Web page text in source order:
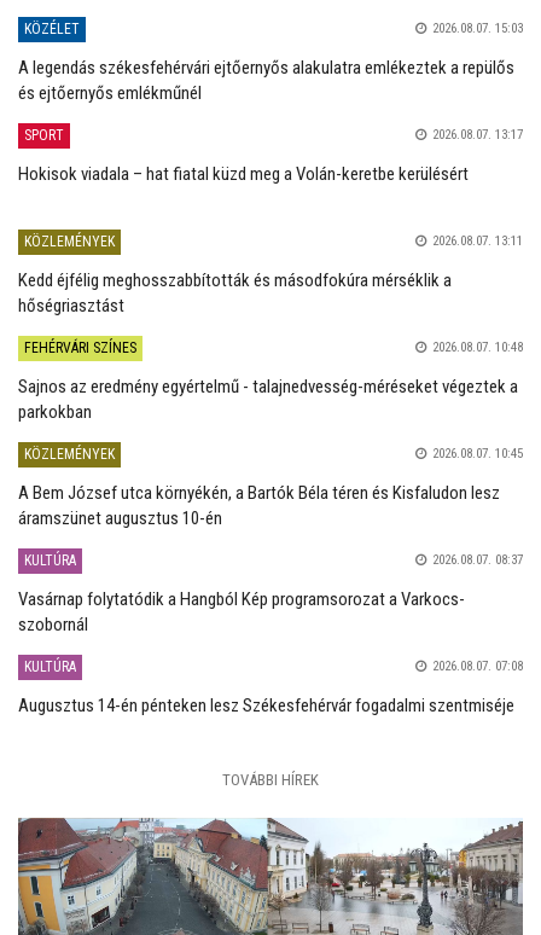
KÖZÉLET 2026.08.07. 15:03
A legendás székesfehérvári ejtőernyős alakulatra emlékeztek a repülős
és ejtőernyős emlékműnél
SPORT 2026.08.07. 13:17
Hokisok viadala – hat fiatal küzd meg a Volán-keretbe kerülésért
KÖZLEMÉNYEK 2026.08.07. 13:11
Kedd éjfélig meghosszabbították és másodfokúra mérséklik a
hőségriasztást
FEHÉRVÁRI SZÍNES 2026.08.07. 10:48
Sajnos az eredmény egyértelmű - talajnedvesség-méréseket végeztek a
parkokban
KÖZLEMÉNYEK 2026.08.07. 10:45
A Bem József utca környékén, a Bartók Béla téren és Kisfaludon lesz
áramszünet augusztus 10-én
KULTÚRA 2026.08.07. 08:37
Vasárnap folytatódik a Hangból Kép programsorozat a Varkocs-
szobornál
KULTÚRA 2026.08.07. 07:08
Augusztus 14-én pénteken lesz Székesfehérvár fogadalmi szentmiséje
TOVÁBBI HÍREK